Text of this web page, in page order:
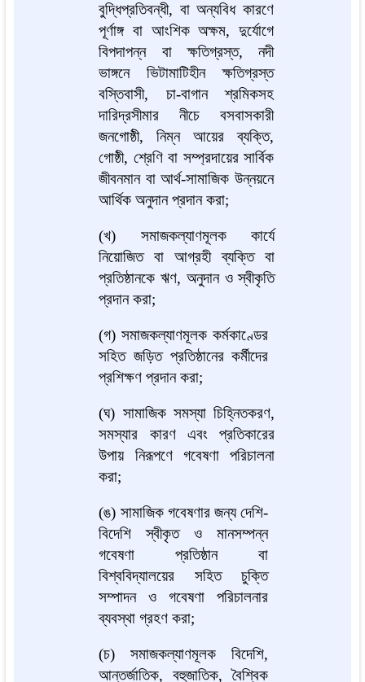
বুদ্ধিপ্রতিবন্ধী, বা অন্যবিধ কারণে
পূর্ণাঙ্গ বা আংশিক অক্ষম, দুর্যোগে
বিপদাপন্ন বা ক্ষতিগ্রস্ত, নদী
ভাঙ্গনে ভিটামাটিহীন ক্ষতিগ্রস্ত
বস্তিবাসী, চা-বাগান শ্রমিকসহ
দারিদ্রসীমার নীচে বসবাসকারী
জনগোষ্ঠী, নিম্ন আয়ের ব্যক্তি,
গোষ্ঠী, শ্রেণি বা সম্প্রদায়ের সার্বিক
জীবনমান বা আর্থ-সামাজিক উন্নয়নে
আর্থিক অনুদান প্রদান করা;
(খ) সমাজকল্যাণমূলক কার্যে
নিয়োজিত বা আগ্রহী ব্যক্তি বা
প্রতিষ্ঠানকে ঋণ, অনুদান ও স্বীকৃতি
প্রদান করা;
(গ) সমাজকল্যাণমূলক কর্মকাণ্ডের
সহিত জড়িত প্রতিষ্ঠানের কর্মীদের
প্রশিক্ষণ প্রদান করা;
(ঘ) সামাজিক সমস্যা চিহ্নিতকরণ,
সমস্যার কারণ এবং প্রতিকারের
উপায় নিরূপণে গবেষণা পরিচালনা
করা;
(ঙ) সামাজিক গবেষণার জন্য দেশি-
বিদেশি স্বীকৃত ও মানসম্পন্ন
গবেষণা প্রতিষ্ঠান বা
বিশ্ববিদ্যালয়ের সহিত চুক্তি
সম্পাদন ও গবেষণা পরিচালনার
ব্যবস্থা গ্রহণ করা;
(চ) সমাজকল্যাণমূলক বিদেশি,
আন্তর্জাতিক, বহুজাতিক, বৈশ্বিক